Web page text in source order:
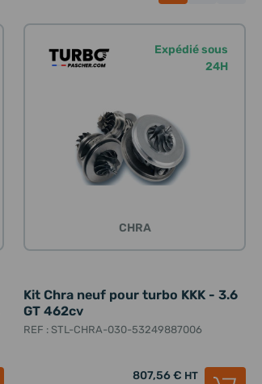
Expédié sous
24H
CHRA
Kit Chra neuf pour turbo KKK - 3.6
GT 462cv
REF : STL-CHRA-030-53249887006
807,56 € HT